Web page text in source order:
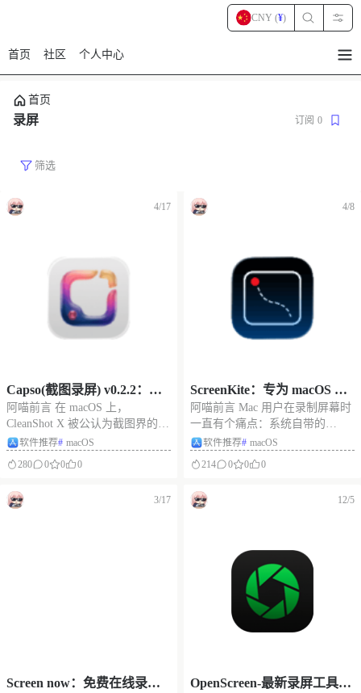
首页 社区 个人中心
CNY (¥)
首页
录屏 订阅 0
筛选
4/17
Capso(截图录屏) v0.2.2：一
个原生 macOS 屏幕截图与录
制工具。CleanShot X 的免费
开源替代方案，集成标注、O
CR、视频录制与美化分享功
阿喵前言 在 macOS 上，
CleanShot X 被公认为截图界的
“天花板”，但其买断或订阅的价
上有像 Shottr 这样的优秀工具，
CleanShot X、且排版美观的“全能
软件推荐# macOS
280
0 0 0
4/8
ScreenKite：专为 macOS 打
造的高颜值原生录屏神器，
自带智能缩放且完全免费
阿喵前言 Mac 用户在录制屏幕时
一直有个痛点：系统自带的
QuickTime 只能“干录”，做不出
键做出“鼠标自动跟随放大、精美
Screen Studio），往往价格不
软件推荐# macOS
214
0 0 0
3/17
Screen now：免费在线录屏
12/5
OpenScreen-最新录屏工具，